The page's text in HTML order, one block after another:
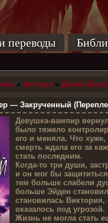
переводы
» Авторы » Джена
— Закрученный
Девушка-вампир
было тяжело
его и меняла. Что
смерть ждала его за
стать последним.
Когда-то три души,
и он мог бы
тем больше слабели
больше Эйден
становилась
оказалось под угрозой.
Жизнь не могла стать